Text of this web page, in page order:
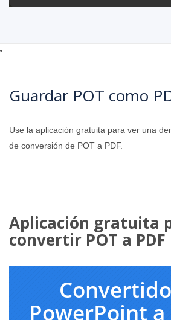
Guardar POT como
Use la aplicación gratuita para ver una
de conversión de POT a PDF.
Aplicación gratuita
convertir POT a PDF